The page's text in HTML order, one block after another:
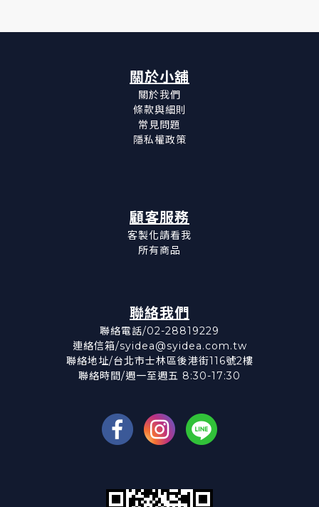
關於小舖
關於我們
條款與細則
常見問題
隱私權政策
顧客服務
客製化請看我
所有商品
聯絡我們
聯絡電話/02-28819229
連絡信箱/syidea@syidea.com.tw
聯絡地址/台北市士林區後港街116號2樓
聯絡時間/週一至週五 8:30-17:30